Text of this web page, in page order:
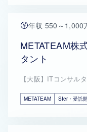
年収 550～1,000
METATEAM株
タント
【大阪】ITコンサル
METATEAM SIer・受託